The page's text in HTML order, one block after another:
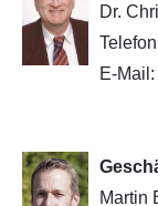
Dr.
E-Mail:
Martin
Fachberater in
Erfassung der
Shetland
Skudde
Soayschaf